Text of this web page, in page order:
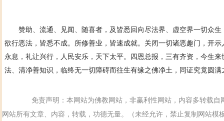
赞助、流通、见闻、随喜者，及皆悉回向尽法界、虚空界一切众生
欲行恶法，皆悉不成。所修善业，皆速成就。关闭一切诸恶趣门，开
永息，礼让兴行，人民安乐，天下太平。四恩总报，三有齐资，今生
法、清净善知识，临终无一切障碍而往生有缘之佛净土，同证究竟圆满
免责声明：本网站为佛教网站，非赢利性网站，内容多转载
网站所有文章、内容，转载，功德无量。（未经允许，禁止复制网站模